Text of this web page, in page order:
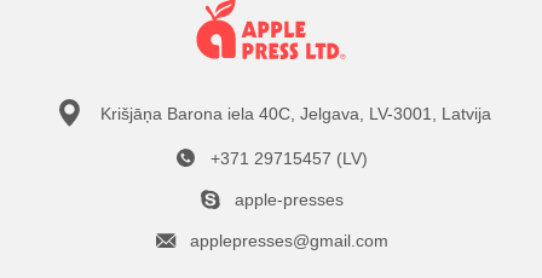
Krišjāņa Barona iela 40C, Jelgava, LV-3001, Latvija
+371 29715457 (LV)
apple-presses
applepresses@gmail.com